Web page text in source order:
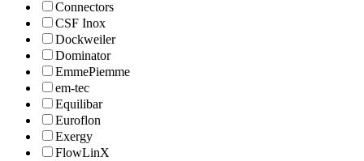
Connectors
CSF Inox
Dockweiler
Dominator
EmmePiemme
em-tec
Equilibar
Euroflon
Exergy
FlowLinX